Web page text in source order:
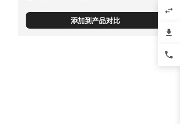
添加到产品对比
swap_horiz
file_download
phone